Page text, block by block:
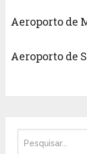
Aeroporto de
Aeroporto de